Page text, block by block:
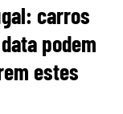
carros
podem
estes